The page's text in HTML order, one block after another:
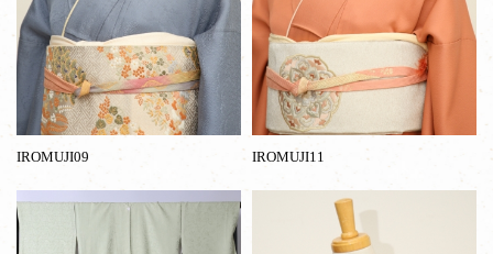
IROMUJI09 IROMUJI11